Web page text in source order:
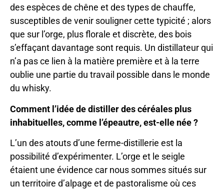
des espèces de chêne et des types de chauffe,
susceptibles de venir souligner cette typicité ; alors
que sur l’orge, plus florale et discrète, des bois
s’effaçant davantage sont requis. Un distillateur qui
n’a pas ce lien à la matière première et à la terre
oublie une partie du travail possible dans le monde
du whisky.
Comment l’idée de distiller des céréales plus
inhabituelles, comme l’épeautre, est-elle née ?
L’un des atouts d’une ferme-distillerie est la
possibilité d’expérimenter. L’orge et le seigle
étaient une évidence car nous sommes situés sur
un territoire d’alpage et de pastoralisme où ces